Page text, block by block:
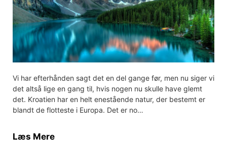
Vi har efterhånden sagt det en del gange før, men nu siger vi
det altså lige en gang til, hvis nogen nu skulle have glemt
det. Kroatien har en helt enestående natur, der bestemt er
blandt de flotteste i Europa. Det er no…
Læs Mere